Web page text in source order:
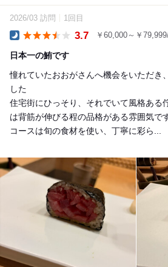
2026/03 訪問 1回目
3.7 ￥60,000～￥
日本一の鮪です
憧れていたおおがさんへ機会をいただき
した
住宅街にひっそり、それでいて風格ある
は背筋が伸びる程の品格がある雰囲気で
コースは旬の食材を使い、丁寧に彩ら...